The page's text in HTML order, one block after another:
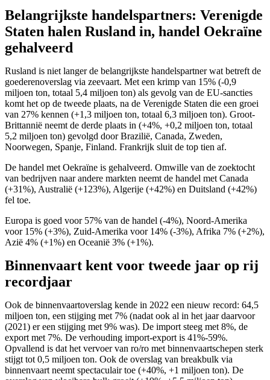
Belangrijkste handelspartners: Verenigde
Staten halen Rusland in, handel Oekraïne
gehalveerd
Rusland is niet langer de belangrijkste handelspartner wat betreft de
goederenoverslag via zeevaart. Met een krimp van 15% (-0,9
miljoen ton, totaal 5,4 miljoen ton) als gevolg van de EU-sancties
komt het op de tweede plaats, na de Verenigde Staten die een groei
van 27% kennen (+1,3 miljoen ton, totaal 6,3 miljoen ton). Groot-
Brittannië neemt de derde plaats in (+4%, +0,2 miljoen ton, totaal
5,2 miljoen ton) gevolgd door Brazilië, Canada, Zweden,
Noorwegen, Spanje, Finland. Frankrijk sluit de top tien af.
De handel met Oekraïne is gehalveerd. Omwille van de zoektocht
van bedrijven naar andere markten neemt de handel met Canada
(+31%), Australië (+123%), Algerije (+42%) en Duitsland (+42%)
fel toe.
Europa is goed voor 57% van de handel (-4%), Noord-Amerika
voor 15% (+3%), Zuid-Amerika voor 14% (-3%), Afrika 7% (+2%),
Azië 4% (+1%) en Oceanië 3% (+1%).
Binnenvaart kent voor tweede jaar op rij
recordjaar
Ook de binnenvaartoverslag kende in 2022 een nieuw record: 64,5
miljoen ton, een stijging met 7% (nadat ook al in het jaar daarvoor
(2021) er een stijging met 9% was). De import steeg met 8%, de
export met 7%. De verhouding import-export is 41%-59%.
Opvallend is dat het vervoer van ro/ro met binnenvaartschepen sterk
stijgt tot 0,5 miljoen ton. Ook de overslag van breakbulk via
binnenvaart neemt spectaculair toe (+40%, +1 miljoen ton). De